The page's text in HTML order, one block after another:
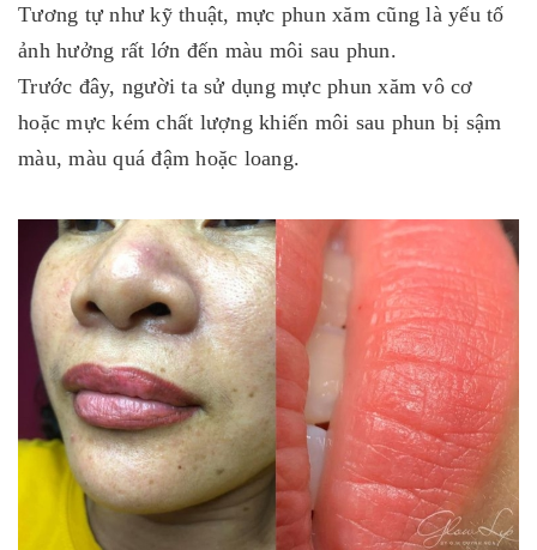
Tương tự như kỹ thuật, mực phun xăm cũng là yếu tố
ảnh hưởng rất lớn đến màu môi sau phun.
Trước đây, người ta sử dụng mực phun xăm vô cơ
hoặc mực kém chất lượng khiến môi sau phun bị sậm
màu, màu quá đậm hoặc loang.